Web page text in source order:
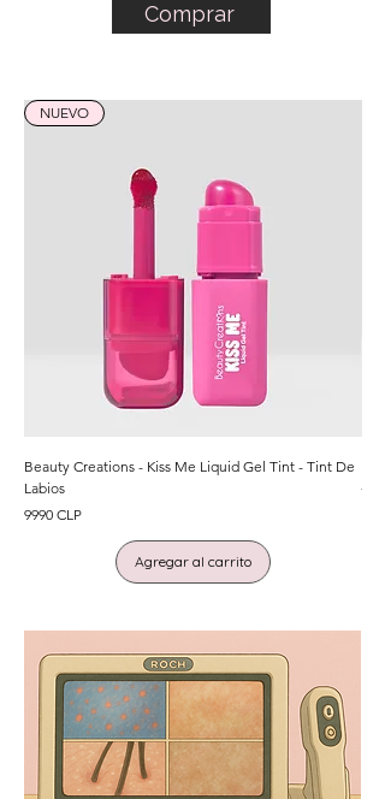
Comprar
NUEVO
Beauty Creations - Kiss Me Liquid Gel Tint - Tint De
Labios
Precio
9990 CLP
Agregar al carrito